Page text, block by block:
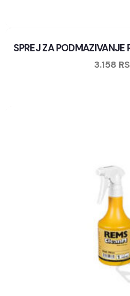
SPREJ ZA PODMAZIVANJE
3.158